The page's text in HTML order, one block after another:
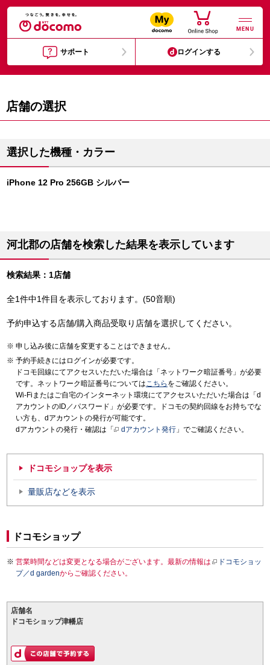
MENU
サポート ログインする
店舗の選択
選択した機種・カラー
iPhone 12 Pro 256GB シルバー
河北郡の店舗を検索した結果を表示しています
検索結果：1店舗
全1件中1件目を表示しております。(50音順)
予約申込する店舗/購入商品受取り店舗を選択してください。
申し込み後に店舗を変更することはできません。
予約手続きにはログインが必要です。
ドコモ回線にてアクセスいただいた場合は「ネットワーク暗証番号」が必要
です。ネットワーク暗証番号についてはこちら をご確認ください。
Wi-Fiまたはご自宅のインターネット環境にてアクセスいただいた場合は「d
アカウントのID／パスワード」が必要です。ドコモの契約回線をお持ちでな
い方も、dアカウントの発行が可能です。
dアカウントの発行・確認は「
dアカウント発行 」でご確認ください。
ドコモショップを表示
量販店などを表示
ドコモショップ
営業時間などは変更となる場合がございます。最新の情報は
ドコモショッ
プ／d gardenからご確認ください。
店舗名
ドコモショップ津幡店